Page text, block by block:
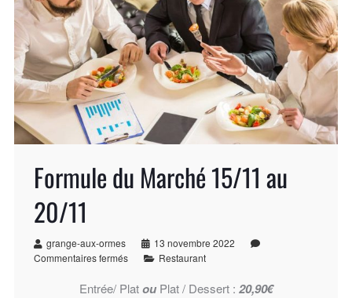
Formule du Marché 15/11 au
20/11
grange-aux-ormes
13 novembre 2022
Commentaires fermés
Restaurant
Entrée/ PlatouPlat / Dessert : 20,90€